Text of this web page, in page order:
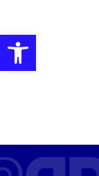
Ouvrir la